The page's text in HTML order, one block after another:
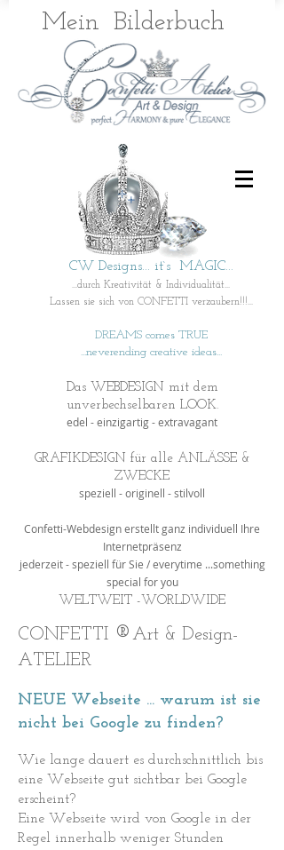
Mein Bilderbuch
CW Designs... it`s MAGIC...
...durch Kreativität & Individualität...
Lassen sie sich von CONFETTI verzaubern!!!...
DREAMS comes TRUE
...neverending creative ideas...
Das WEBDESIGN mit dem
unverbechselbaren LOOK.
edel - einzigartig - extravagant
GRAFIKDESIGN für alle ANLÄSSE &
ZWECKE
speziell - originell - stilvoll
Confetti-Webdesign erstellt ganz individuell Ihre
Internetpräsenz
jederzeit - speziell für Sie / everytime ...something
special for you
WELTWEIT -WORLDWIDE
CONFETTI ®Art & Design-
ATELIER
NEUE Webseite ... warum ist sie
nicht bei Google zu finden?
Wie lange dauert es durchschnittlich bis
eine Webseite gut sichtbar bei Google
erscheint?
Eine Webseite wird von Google in der
Regel innerhalb weniger Stunden